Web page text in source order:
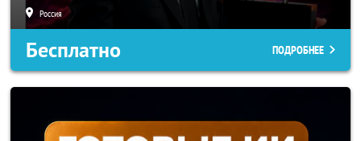
Россия
Бесплатно ПОДРОБНЕЕ